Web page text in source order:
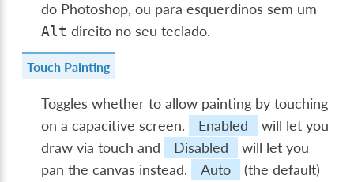
do Photoshop, ou para esquerdinos sem um
Alt direito no seu teclado.
Touch Painting
Toggles whether to allow painting by touching
on a capacitive screen.
Enabled
will let you
draw via touch and
Disabled
will let you
pan the canvas instead.
Auto
(the default)